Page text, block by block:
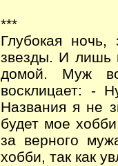
***
Глубокая
звезды. И лишь
домой. Муж
восклицает: -
Названия я не
будет мое
за верного
хобби, так как